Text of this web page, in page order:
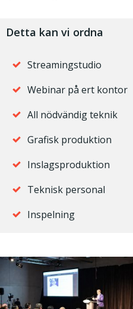
Detta kan vi ordna
Streamingstudio
Webinar på ert kontor
All nödvändig teknik
Grafisk produktion
Inslagsproduktion
Teknisk personal
Inspelning